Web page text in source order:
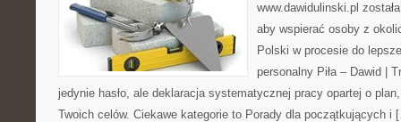
www.dawidulinski.pl
aby wspierać osoby z
Polski w procesie do
personalny Piła – Dawid |
jedynie hasło, ale deklaracja systematycznej pracy opartej o
Twoich celów. Ciekawe kategorie to Porady dla początkujących i